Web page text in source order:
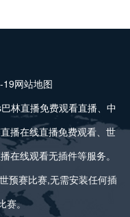
19网站地图
林直播免费观看直播、中
播在线直播免费观看、世
在线观看无插件等服务。
预赛比赛,无需安装任何插
赛。